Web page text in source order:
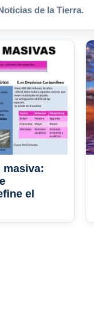
de la Tierra.
masiva:
el